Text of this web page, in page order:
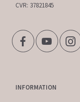
CVR: 37821845
INFORMATION